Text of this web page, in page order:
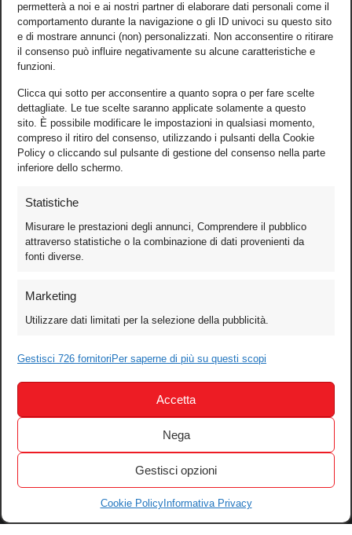
permetterà a noi e ai nostri partner di elaborare dati personali come il
comportamento durante la navigazione o gli ID univoci su questo sito
e di mostrare annunci (non) personalizzati. Non acconsentire o ritirare
il consenso può influire negativamente su alcune caratteristiche e
funzioni.
Clicca qui sotto per acconsentire a quanto sopra o per fare scelte
dettagliate. Le tue scelte saranno applicate solamente a questo
sito. È possibile modificare le impostazioni in qualsiasi momento,
compreso il ritiro del consenso, utilizzando i pulsanti della Cookie
Policy o cliccando sul pulsante di gestione del consenso nella parte
inferiore dello schermo.
Statistiche
Misurare le prestazioni degli annunci, Comprendere il pubblico
attraverso statistiche o la combinazione di dati provenienti da
fonti diverse.
Marketing
Utilizzare dati limitati per la selezione della pubblicità.
Gestisci 726 fornitori Per saperne di più su questi scopi
Accetta
Nega
Gestisci opzioni
Cookie PolicyInformativa Privacy
Games
Test
Audio
Festival & Concorsi
Iscriviti alla newsletter